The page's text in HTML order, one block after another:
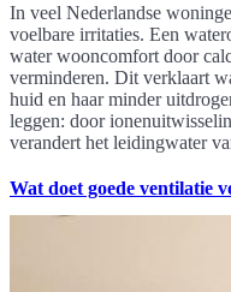
In veel Nederlandse
voelbare irritaties. Een
water wooncomfort door
verminderen. Dit verklaart
huid en haar minder
leggen: door
verandert het leidingwater
Wat doet goede ventilatie